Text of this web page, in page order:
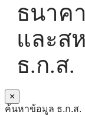
ธนาค
และส
ธ.ก.ส.
×
ค้นหาข้อมูล ธ.ก.ส.